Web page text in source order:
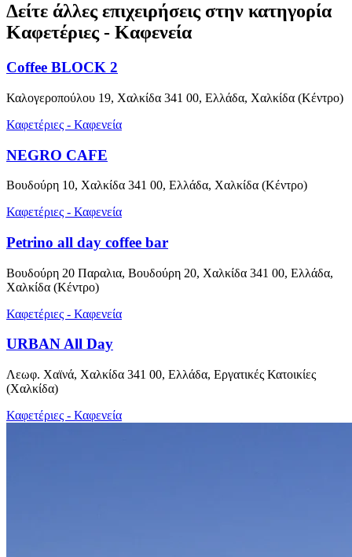
Δείτε άλλες επιχειρήσεις στην κατηγορία
Καφετέριες - Καφενεία
Coffee BLOCK 2
Καλογεροπούλου 19, Χαλκίδα 341 00, Ελλάδα, Χαλκίδα (Κέντρο)
Καφετέριες - Καφενεία
NEGRO CAFE
Βουδούρη 10, Χαλκίδα 341 00, Ελλάδα, Χαλκίδα (Κέντρο)
Καφετέριες - Καφενεία
Petrino all day coffee bar
Βουδούρη 20 Παραλια, Βουδούρη 20, Χαλκίδα 341 00, Ελλάδα,
Χαλκίδα (Κέντρο)
Καφετέριες - Καφενεία
URBAN All Day
Λεωφ. Χαϊνά, Χαλκίδα 341 00, Ελλάδα, Εργατικές Κατοικίες
(Χαλκίδα)
Καφετέριες - Καφενεία